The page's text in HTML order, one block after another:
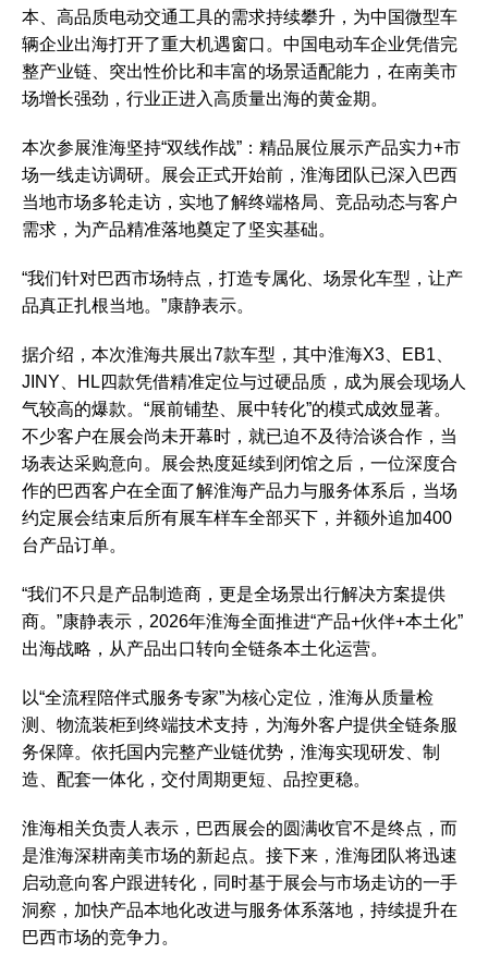
本、高品质电动交通工具的需求持续攀升，为中国微型车
辆企业出海打开了重大机遇窗口。中国电动车企业凭借完
整产业链、突出性价比和丰富的场景适配能力，在南美市
场增长强劲，行业正进入高质量出海的黄金期。
本次参展淮海坚持“双线作战”：精品展位展示产品实力+市
场一线走访调研。展会正式开始前，淮海团队已深入巴西
当地市场多轮走访，实地了解终端格局、竞品动态与客户
需求，为产品精准落地奠定了坚实基础。
“我们针对巴西市场特点，打造专属化、场景化车型，让产
品真正扎根当地。”康静表示。
据介绍，本次淮海共展出7款车型，其中淮海X3、EB1、
JINY、HL四款凭借精准定位与过硬品质，成为展会现场人
气较高的爆款。“展前铺垫、展中转化”的模式成效显著。
不少客户在展会尚未开幕时，就已迫不及待洽谈合作，当
场表达采购意向。展会热度延续到闭馆之后，一位深度合
作的巴西客户在全面了解淮海产品力与服务体系后，当场
约定展会结束后所有展车样车全部买下，并额外追加400
台产品订单。
“我们不只是产品制造商，更是全场景出行解决方案提供
商。”康静表示，2026年淮海全面推进“产品+伙伴+本土化”
出海战略，从产品出口转向全链条本土化运营。
以“全流程陪伴式服务专家”为核心定位，淮海从质量检
测、物流装柜到终端技术支持，为海外客户提供全链条服
务保障。依托国内完整产业链优势，淮海实现研发、制
造、配套一体化，交付周期更短、品控更稳。
淮海相关负责人表示，巴西展会的圆满收官不是终点，而
是淮海深耕南美市场的新起点。接下来，淮海团队将迅速
启动意向客户跟进转化，同时基于展会与市场走访的一手
洞察，加快产品本地化改进与服务体系落地，持续提升在
巴西市场的竞争力。